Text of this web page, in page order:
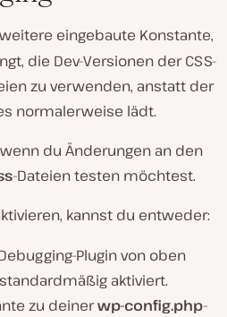
eingebaute Konstante,
die Dev-Versionen der CSS-
zu verwenden, anstatt der
normalerweise lädt.
du Änderungen an den
-Dateien testen möchtest.
kannst du entweder:
Plugin von oben
aktiviert.
zu deinerwp-config.php-